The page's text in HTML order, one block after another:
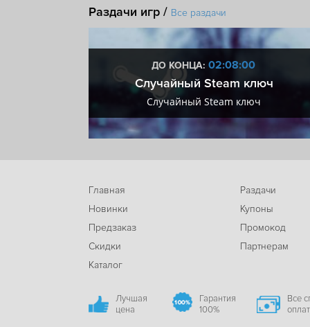
Шутер от первого лица Ретро
Процедурная генерация
Раздачи игр / Все раздачи
ДО КОНЦА: 02:07:59
Случайный Steam ключ
Случайный Steam ключ
Главная
Новинки
Предзаказ
Скидки
Каталог
Раздачи
Купоны
Промокод
Партнерам
Лучшая
цена
Гарантия
100%
Все